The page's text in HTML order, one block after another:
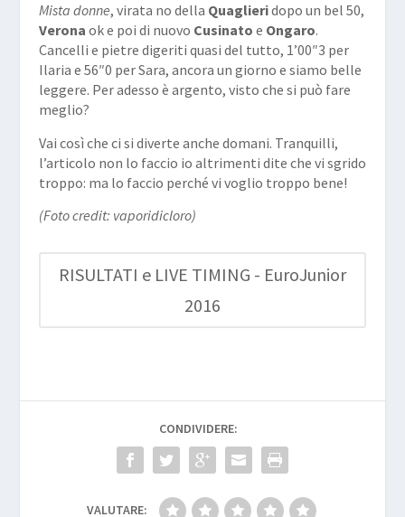
Mista donne, virata no della Quaglieridopo un bel 50,
Verona ok e poi di nuovo Cusinato e Ongaro.
Cancelli e pietre digeriti quasi del tutto, 1’00″3 per
Ilaria e 56″0 per Sara, ancora un giorno e siamo belle
leggere. Per adesso è argento, visto che si può fare
meglio?
Vai così che ci si diverte anche domani. Tranquilli,
l’articolo non lo faccio io altrimenti dite che vi sgrido
troppo: ma lo faccio perché vi voglio troppo bene!
(Foto credit: vaporidicloro)
RISULTATI e LIVE TIMING - EuroJunior
2016
CONDIVIDERE:
VALUTARE: